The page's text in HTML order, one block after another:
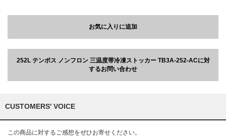
お気に入りに追加
252L テンポス ノンフロン 三温度帯冷凍ストッカー TB3A-252-ACに対
するお問い合わせ
CUSTOMERS' VOICE
この商品に対するご感想をぜひお寄せください。